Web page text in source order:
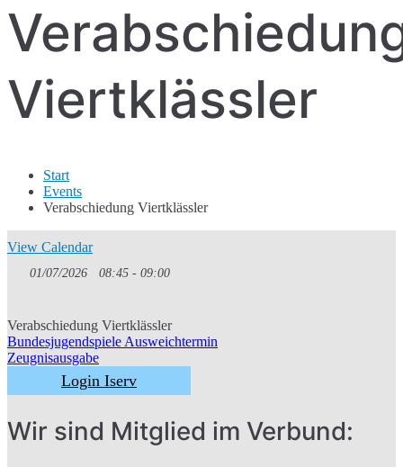
Viertklässler
Start
Events
Verabschiedung Viertklässler
View Calendar
01/07/2026 08:45 - 09:00
Verabschiedung Viertklässler
Bundesjugendspiele Ausweichtermin
Zeugnisausgabe
Login Iserv
Wir sind Mitglied im Verbund: